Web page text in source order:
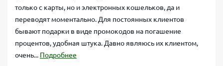
только с карты, но и электронных кошельков, да и
переводят моментально. Для постоянных клиентов
бывают подарки в виде промокодов на погашение
процентов, удобная штука. Давно являюсь их клиентом,
очень... Подробнее